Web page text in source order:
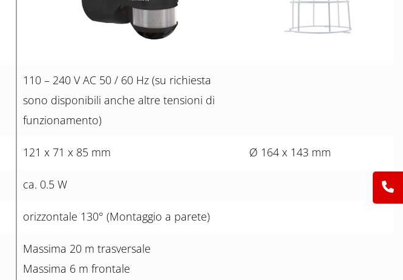
110 – 240 V AC 50 / 60 Hz (su richiesta
sono disponibili anche altre tensioni di
funzionamento)
121 x 71 x 85 mm Ø 164 x 143 mm
ca. 0.5 W
orizzontale 130° (Montaggio a parete)
Massima 20 m trasversale
Massima 6 m frontale